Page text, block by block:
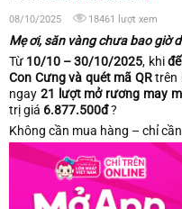
08/10/2025 18461 lượt xem
Mẹ ơi, săn vàng chưa bao giờ
Từ 10/10 – 30/10/2025, khi
Con Cưng và quét mã QRtrên
ngay 21 lượt mở rương may
trị giá 6.877.500đ?
Không cần mua hàng – chỉ